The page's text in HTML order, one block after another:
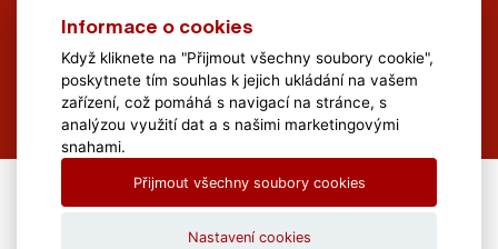
All Rights Reserved Muzeum Brněnska © 2020, Webdesign by
Informace o cookies
Když kliknete na "Přijmout všechny soubory cookie",
poskytnete tím souhlas k jejich ukládání na vašem
zařízení, což pomáhá s navigací na stránce, s
analýzou využití dat a s našimi marketingovými
snahami.
Přijmout všechny soubory cookies
Nastavení cookies